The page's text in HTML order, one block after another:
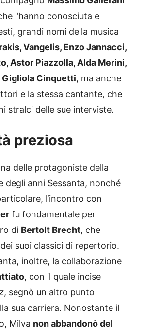
l’hanno conosciuta e
grandi nomi della musica
Vangelis, Enzo Jannacci,
Astor Piazzolla, Alda Merini,
Gigliola Cinquetti, ma anche
e la stessa cantante, che
stralci delle sue interviste.
preziosa
delle protagoniste della
degli anni Sessanta, nonché
l’incontro con
fu fondamentale per
di Bertolt Brecht, che
suoi classici di repertorio.
inoltre, la collaborazione
, con il quale incise
, segnò un altro punto
sua carriera. Nonostante il
Milva non abbandonò del